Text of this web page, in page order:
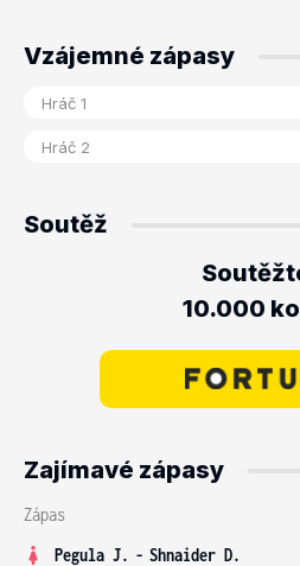
Vzájemné zápasy
Soutěž
10.000
Zajímavé zápasy
Zápas
Pegula J. - Shnaider D.